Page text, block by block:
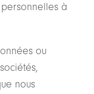
à
ou
nous